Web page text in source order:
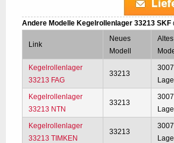
Andere Modelle Kegelrollenlager 33213 SKF
Link
Neues
Modell
Altes
Kegelrollenlager
33213 FAG
33213
Kegelrollenlager
33213 NTN
33213
Kegelrollenlager
33213 TIMKEN
33213